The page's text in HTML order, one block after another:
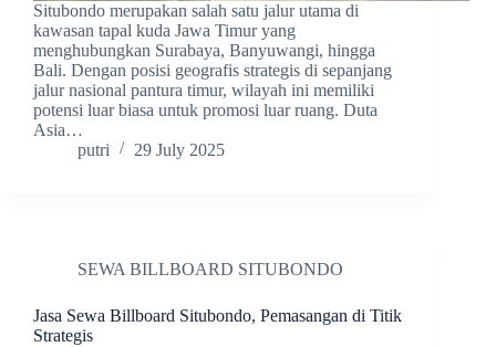
Situbondo merupakan salah satu jalur utama di
kawasan tapal kuda Jawa Timur yang
menghubungkan Surabaya, Banyuwangi, hingga
Bali. Dengan posisi geografis strategis di sepanjang
jalur nasional pantura timur, wilayah ini memiliki
potensi luar biasa untuk promosi luar ruang. Duta
Asia…
putri
29 July 2025
SEWA BILLBOARD SITUBONDO
Jasa Sewa Billboard Situbondo, Pemasangan di Titik
Strategis